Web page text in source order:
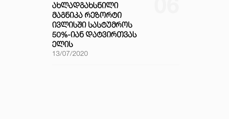
ᲐᲮᲚᲐᲓᲒᲐᲮᲡᲜᲘᲚᲘ
ᲛᲐᲒᲜᲘᲙᲐ ᲠᲔᲖᲝᲠᲢᲘ
ᲘᲕᲚᲘᲡᲨᲘ ᲡᲐᲡᲢᲣᲛᲠᲝᲡ
50%-ᲘᲐᲜ ᲓᲐᲢᲕᲘᲠᲗᲕᲐᲡ
ᲔᲚᲘᲡ
13/07/2020